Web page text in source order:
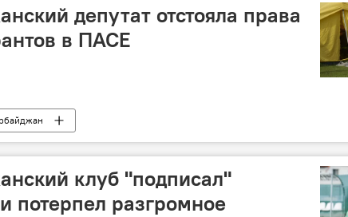
депутат отстояла права
в ПАСЕ
клуб "подписал"
потерпел разгромное